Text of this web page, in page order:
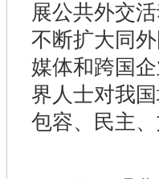
展公共外交
不断扩大同
媒体和跨国
界人士对我
包容、民主